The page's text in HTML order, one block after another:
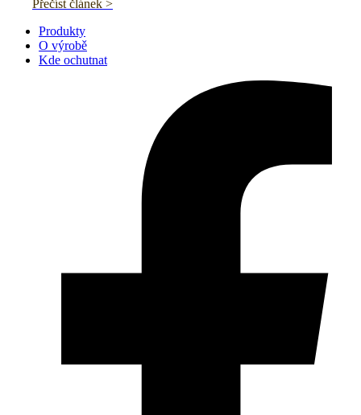
Přečíst článek >
Produkty
O výrobě
Kde ochutnat